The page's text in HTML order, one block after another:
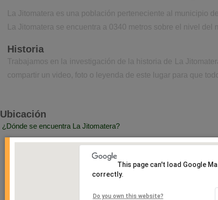
La Jitomatera es una población perteneciente al municipio
La Jitomatera se encuentra a 0340 metros sobre el nivel del
Historia
Trabajamos en la investigación de la historia de La
compartir un video, foto o leyenda de este lugar para que
Ubicación
¿Dónde se encuentra La Jitomatera?
This page can't load Google
correctly.
Do you own this website?